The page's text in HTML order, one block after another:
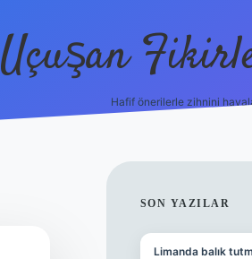
Uçuşan
Hafif önerilerle zihnini
SON YAZILAR
Limanda balık